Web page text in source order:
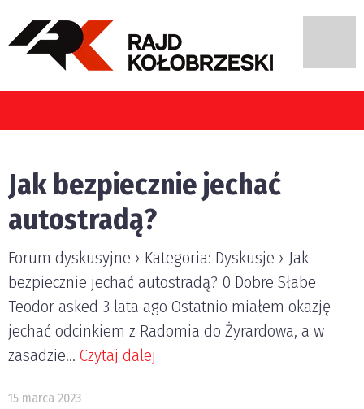
Jak bezpiecznie jechać
autostradą?
Forum dyskusyjne › Kategoria: Dyskusje › Jak
bezpiecznie jechać autostradą? 0 Dobre Słabe
Teodor asked 3 lata ago Ostatnio miałem okazję
jechać odcinkiem z Radomia do Żyrardowa, a w
zasadzie... Czytaj dalej
15 marca 2023